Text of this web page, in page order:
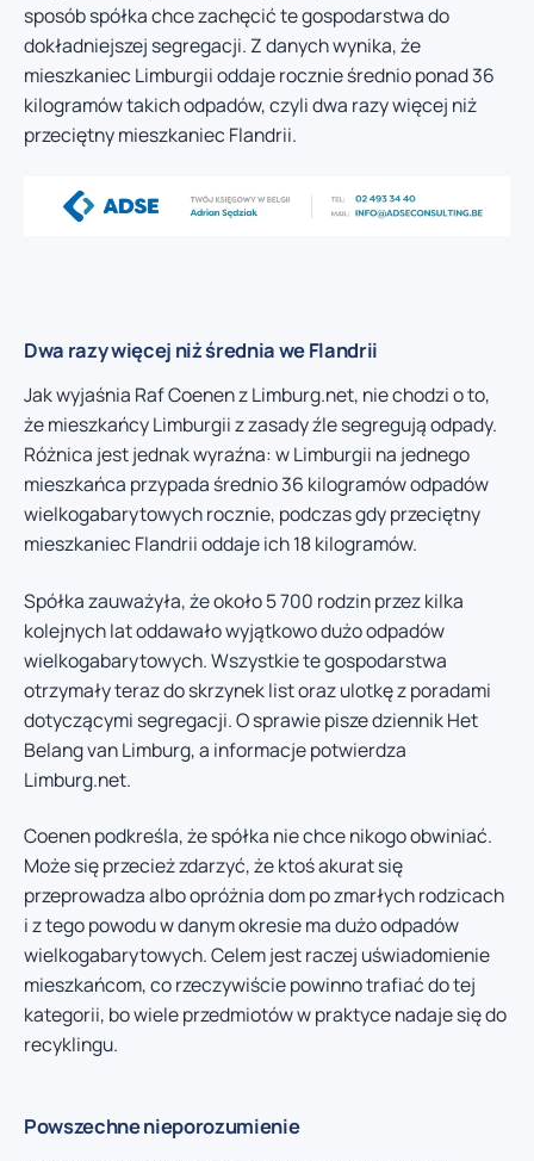
sposób spółka chce zachęcić te gospodarstwa do
dokładniejszej segregacji. Z danych wynika, że
mieszkaniec Limburgii oddaje rocznie średnio ponad 36
kilogramów takich odpadów, czyli dwa razy więcej niż
przeciętny mieszkaniec Flandrii.
Dwa razy więcej niż średnia we Flandrii
Jak wyjaśnia Raf Coenen z Limburg.net, nie chodzi o to,
że mieszkańcy Limburgii z zasady źle segregują odpady.
Różnica jest jednak wyraźna: w Limburgii na jednego
mieszkańca przypada średnio 36 kilogramów odpadów
wielkogabarytowych rocznie, podczas gdy przeciętny
mieszkaniec Flandrii oddaje ich 18 kilogramów.
Spółka zauważyła, że około 5 700 rodzin przez kilka
kolejnych lat oddawało wyjątkowo dużo odpadów
wielkogabarytowych. Wszystkie te gospodarstwa
otrzymały teraz do skrzynek list oraz ulotkę z poradami
dotyczącymi segregacji. O sprawie pisze dziennik Het
Belang van Limburg, a informacje potwierdza
Limburg.net.
Coenen podkreśla, że spółka nie chce nikogo obwiniać.
Może się przecież zdarzyć, że ktoś akurat się
przeprowadza albo opróżnia dom po zmarłych rodzicach
i z tego powodu w danym okresie ma dużo odpadów
wielkogabarytowych. Celem jest raczej uświadomienie
mieszkańcom, co rzeczywiście powinno trafiać do tej
kategorii, bo wiele przedmiotów w praktyce nadaje się do
recyklingu.
Powszechne nieporozumienie